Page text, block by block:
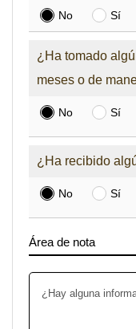
No Sí
¿Ha tomado
meses o de
No Sí
¿Ha recibido
No Sí
Área de nota